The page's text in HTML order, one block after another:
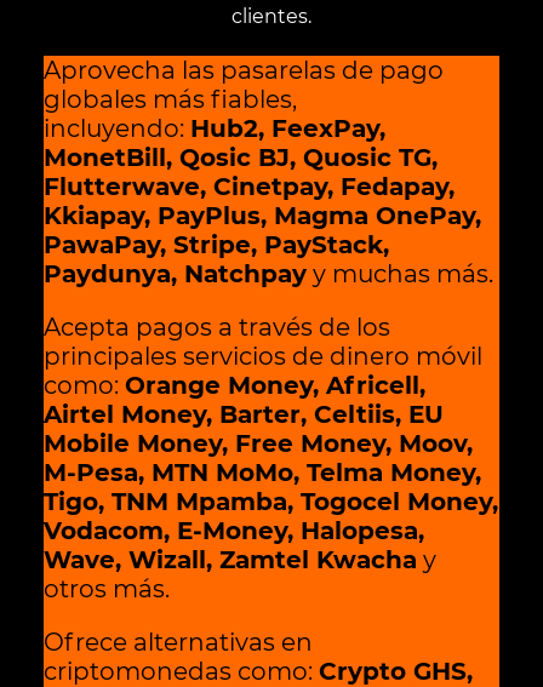
clientes.
Aprovecha las pasarelas de pago
globales más fiables,
incluyendo: Hub2, FeexPay,
MonetBill, Qosic BJ, Quosic TG,
Flutterwave, Cinetpay, Fedapay,
Kkiapay, PayPlus, Magma OnePay,
PawaPay, Stripe, PayStack,
Paydunya, Natchpayy muchas más.
Acepta pagos a través de los
principales servicios de dinero móvil
como: Orange Money, Africell,
Airtel Money, Barter, Celtiis, EU
Mobile Money, Free Money, Moov,
M-Pesa, MTN MoMo, Telma Money,
Tigo, TNM Mpamba, Togocel Money,
Vodacom, E-Money, Halopesa,
Wave, Wizall, Zamtel Kwacha y
otros más.
Ofrece alternativas en
criptomonedas como: Crypto GHS,